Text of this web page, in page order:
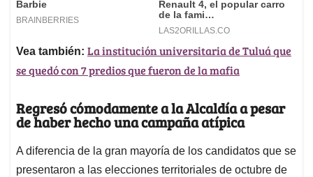
Vea también: La institución universitaria de Tuluá que
se quedó con 7 predios que fueron de la mafia
Regresó cómodamente a la Alcaldía a pesar
de haber hecho una campaña atípica
A diferencia de la gran mayoría de los candidatos que se
presentaron a las elecciones territoriales de octubre de